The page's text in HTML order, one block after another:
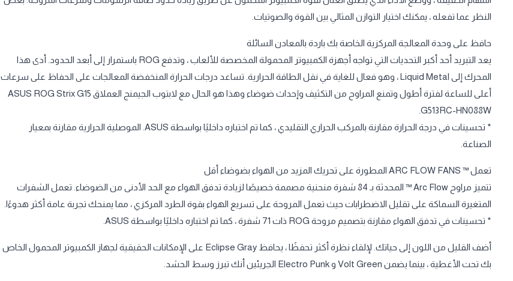
النظر عما تفعله ، يمكنك اختيار التوازن المثالي بين القوة والصوتيات.
حافظ على وحدة المعالجة المركزية الخاصة بك باردة بالمعادن السائلة
يعد التبريد أحد أكبر التحديات التي تواجه أجهزة الكمبيوتر المحمولة المخصصة للألعاب ، وتدفع ROG باستمرار إلى أبعد الحدود. أدى هذا
المحرك إلى Liquid Metal ، وهو فعال للغاية في نقل الطاقة الحرارية. تساعد درجات الحرارة المنخفضة المعالجات على الحفاظ على سرعات
أعلى للساعة لفترة أطول وتمنع المراوح من التكثيف وإحداث ضوضاء وهذا هو الحال مع لابتوب الجيمنج العملاق ASUS ROG Strix G15
G513RC-HN088W.
* تحسينات في درجة الحرارة مقارنة بالمركب الحراري التقليدي ، كما تم اختباره داخليًا بواسطة ASUS. الموصلية الحرارية مقارنة بمعيار
الصناعة.
تعمل ™ ARC FLOW FANS المطورة على تحريك المزيد من الهواء بضوضاء أقل
تتميز مراوح Arc Flow ™ المحدثة بـ 84 شفرة منحنية مصممة خصيصًا لزيادة تدفق الهواء مع الحد الأدنى من الضوضاء. تعمل الشفرات
المتغيرة السماكة على تقليل الاضطرابات حيث تعمل المروحة على تسريع الهواء بقوة الطرد المركزي ، مما يمنحك تجربة عامة أكثر هدوءًا.
* تحسينات في تدفق الهواء مقارنة بتصميم مروحة ROG ذات 71 شفرة ، كما تم اختباره داخليًا بواسطة ASUS.
أضف القليل من اللون إلى حياتك. لإلقاء نظرة أكثر تحفظًا ، يحافظ Eclipse Gray على الإمكانات الحقيقية لجهاز الكمبيوتر المحمول الخاص
بك تحت الأغطية ، بينما يضمن Volt Green و Electro Punk الجريئين أنك تبرز وسط الحشد.